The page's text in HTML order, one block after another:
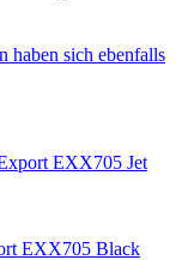
haben sich ebenfalls
EXX705 Jet
EXX705 Black